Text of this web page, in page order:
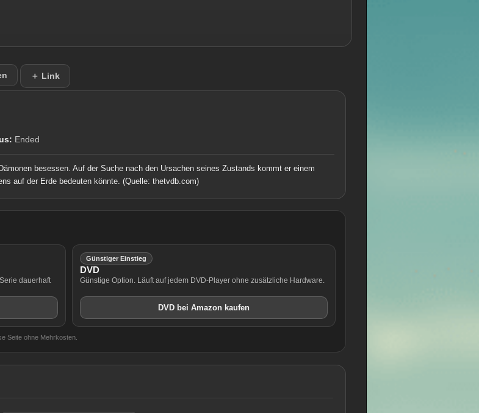
＋ Link
Ended
besessen. Auf der Suche nach den Ursachen seines Zustands kommt er einem
auf der Erde bedeuten könnte. (Quelle: thetvdb.com)
dauerhaft
Günstiger Einstieg
DVD
Günstige Option. Läuft auf jedem DVD-Player ohne zusätzliche Hardware.
DVD bei Amazon kaufen
Seite ohne Mehrkosten.